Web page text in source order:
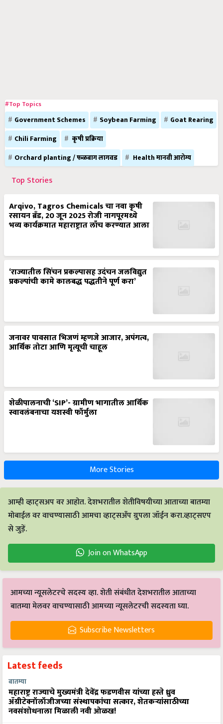
#Top Topics
Government Schemes Soybean Farming
Goat Rearing
Chili Farming
कृषी प्रक्रिया
Orchard planting / फळबाग लागवड
Health मानवी आरोग्य
Top Stories
Arqivo, Tagros Chemicals चा नवा कृषी
रसायन ब्रँड, 20 जून 2025 रोजी नागपूरमध्ये
भव्य कार्यक्रमात महाराष्ट्रात लाँच करण्यात आला
‘राज्यातील सिंचन प्रकल्पासह उदंचन जलविद्युत
प्रकल्पांची कामे कालबद्ध पद्धतीने पूर्ण करा’
जनावर पावसात भिजणं म्हणजे आजार, अपंगत्व,
आर्थिक तोटा आणि मृत्यूची चाहूल
शेळीपालनाची ‘SIP’- ग्रामीण भागातील आर्थिक
स्वावलंबनाचा यशस्वी फॉर्मुला
More Stories
आम्ही व्हाट्सअप वर आहोत. देशभरातील शेतीविषयीच्या आताच्या बातम्या
मोबाईल वर वाचण्यासाठी आमचा व्हाट्सअँप ग्रुपला जॉईन करा.व्हाट्सएप
से जुड़ें.
Join on WhatsApp
आमच्या न्यूसलेटरचे सदस्य व्हा. शेती संबंधीत देशभरातील आताच्या
बातम्या मेलवर वाचण्यासाठी आमच्या न्यूसलेटरची सदस्यता घ्या.
Subscribe Newsletters
Latest feeds
बातम्या
महाराष्ट्र राज्याचे मुख्यमंत्री देवेंद्र फडणवीस यांच्या हस्ते ध्रुव
ॲग्रीटेक्नॉलॉजीजच्या संस्थापकांचा सत्कार, शेतकऱ्यांसाठीच्या
नवसंशोधनाला मिळाली नवी ओळख!